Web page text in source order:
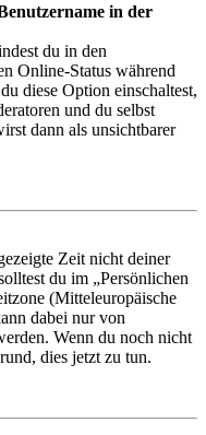
in der
du in den
Online-Status während
diese Option einschaltest,
und du selbst
dann als unsichtbarer
Zeit nicht deiner
du im „Persönlichen
(Mitteleuropäische
dabei nur von
Wenn du noch nicht
dies jetzt zu tun.